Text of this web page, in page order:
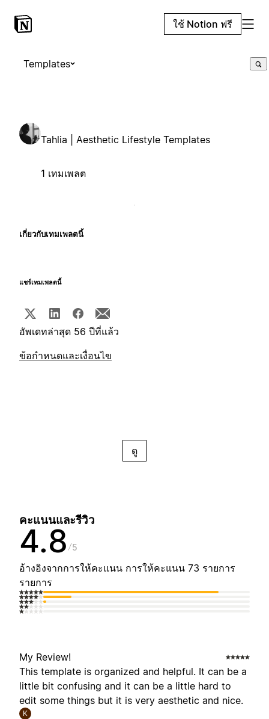
ใช้ Notion ฟรี
Templates
Tahlia | Aesthetic Lifestyle Templates
1 เทมเพลต
เกี่ยวกับเทมเพลตนี้
แชร์เทมเพลตนี้
อัพเดทล่าสุด 56 ปีที่แล้ว
ข้อกำหนดและเงื่อนไข
ดู
คะแนนและรีวิว
4.8 5
อ้างอิงจากการให้คะแนน การให้คะแนน 73 รายการ
รายการ
My Review!
This template is organized and helpful. It can be a
little bit confusing and it can be a little hard to
edit some things but it is very aesthetic and nice.
K